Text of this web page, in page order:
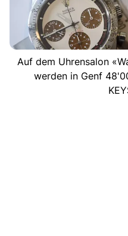
Auf dem Uhrensalon
werden in Genf